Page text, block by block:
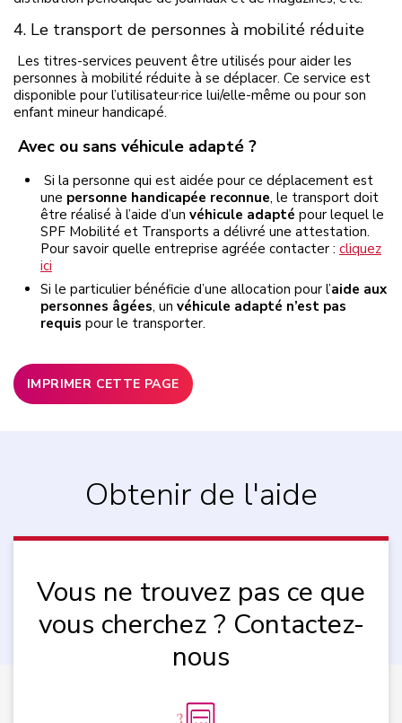
4. Le transport de personnes à mobilité réduite
Les titres-services peuvent être utilisés pour aider les
personnes à mobilité réduite à se déplacer. Ce service est
disponible pour l’utilisateur·rice lui/elle-même ou pour son
enfant mineur handicapé.
Avec ou sans véhicule adapté ?
Si la personne qui est aidée pour ce déplacement est
une personne handicapée reconnue, le transport doit
être réalisé à l’aide d’un véhicule adapté pour lequel le
SPF Mobilité et Transports a délivré une attestation.
Pour savoir quelle entreprise agréée contacter : cliquez
ici
Si le particulier bénéficie d’une allocation pour l’aide aux
personnes âgées, un véhicule adapté n’est pas
requis pour le transporter.
IMPRIMER CETTE PAGE
Obtenir de l'aide
Vous ne trouvez pas ce que
vous cherchez ? Contactez-
nous